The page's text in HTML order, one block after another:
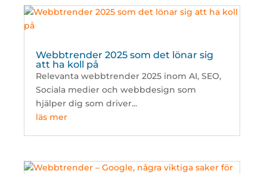
Webbtrender 2025 som det lönar sig
att ha koll på
Relevanta webbtrender 2025 inom AI, SEO,
Sociala medier och webbdesign som
hjälper dig som driver...
läs mer